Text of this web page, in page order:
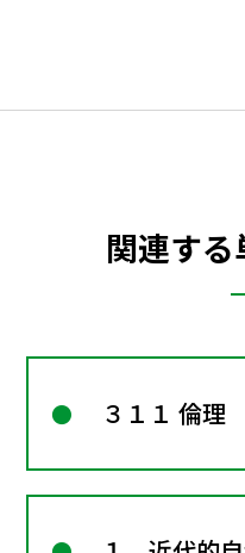
関連す
３１１ 倫理